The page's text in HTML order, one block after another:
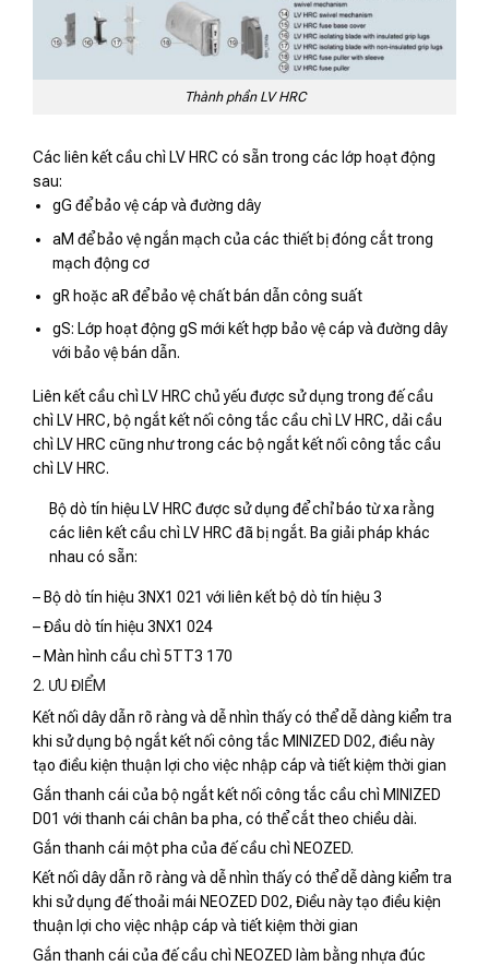
Thành phần LV HRC
Các liên kết cầu chì LV HRC có sẵn trong các lớp hoạt động
sau:
gG để bảo vệ cáp và đường dây
aM để bảo vệ ngắn mạch của các thiết bị đóng cắt trong
mạch động cơ
gR hoặc aR để bảo vệ chất bán dẫn công suất
gS: Lớp hoạt động gS mới kết hợp bảo vệ cáp và đường dây
với bảo vệ bán dẫn.
Liên kết cầu chì LV HRC chủ yếu được sử dụng trong đế cầu
chì LV HRC, bộ ngắt kết nối công tắc cầu chì LV HRC, dải cầu
chì LV HRC cũng như trong các bộ ngắt kết nối công tắc cầu
chì LV HRC.
Bộ dò tín hiệu LV HRC được sử dụng để chỉ báo từ xa rằng
các liên kết cầu chì LV HRC đã bị ngắt. Ba giải pháp khác
nhau có sẵn:
– Bộ dò tín hiệu 3NX1 021 với liên kết bộ dò tín hiệu 3
– Đầu dò tín hiệu 3NX1 024
– Màn hình cầu chì 5TT3 170
2. ƯU ĐIỂM
Kết nối dây dẫn rõ ràng và dễ nhìn thấy có thể dễ dàng kiểm tra
khi sử dụng bộ ngắt kết nối công tắc MINIZED D02, điều này
tạo điều kiện thuận lợi cho việc nhập cáp và tiết kiệm thời gian
Gắn thanh cái của bộ ngắt kết nối công tắc cầu chì MINIZED
D01 với thanh cái chân ba pha, có thể cắt theo chiều dài.
Gắn thanh cái một pha của đế cầu chì NEOZED.
Kết nối dây dẫn rõ ràng và dễ nhìn thấy có thể dễ dàng kiểm tra
khi sử dụng đế thoải mái NEOZED D02, Điều này tạo điều kiện
thuận lợi cho việc nhập cáp và tiết kiệm thời gian
Gắn thanh cái của đế cầu chì NEOZED làm bằng nhựa đúc